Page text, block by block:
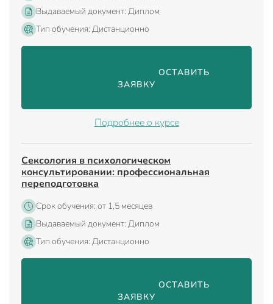
Выдаваемый документ: Диплом
Тип обучения: Дистанционно
                                ОСТАВИТЬ
ЗАЯВКУ
Подробнее о курсе
Сексология в психологическом
консультировании: профессиональная
переподготовка
Срок обучения: от 1,5 месяцев
Выдаваемый документ: Диплом
Тип обучения: Дистанционно
                                ОСТАВИТЬ
ЗАЯВКУ